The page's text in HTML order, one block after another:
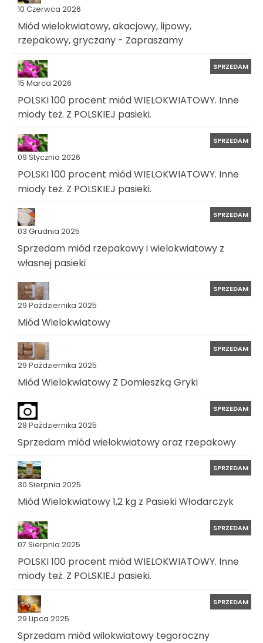
10 Czerwca 2026
Miód wielokwiatowy, akacjowy, lipowy,
rzepakowy, gryczany - Zapraszamy
15 Marca 2026
SPRZEDAM
POLSKI 100 procent miód WIELOKWIATOWY. Inne
miody też. Z POLSKIEJ pasieki.
09 Stycznia 2026
SPRZEDAM
POLSKI 100 procent miód WIELOKWIATOWY. Inne
miody też. Z POLSKIEJ pasieki.
03 Grudnia 2025
SPRZEDAM
Sprzedam miód rzepakowy i wielokwiatowy z
własnej pasieki
29 Października 2025
SPRZEDAM
Miód Wielokwiatowy
29 Października 2025
SPRZEDAM
Miód Wielokwiatowy Z Domieszką Gryki
28 Października 2025
SPRZEDAM
Sprzedam miód wielokwiatowy oraz rzepakowy
30 Sierpnia 2025
SPRZEDAM
Miód Wielokwiatowy 1,2 kg z Pasieki Włodarczyk
07 Sierpnia 2025
SPRZEDAM
POLSKI 100 procent miód WIELOKWIATOWY. Inne
miody też. Z POLSKIEJ pasieki.
29 Lipca 2025
SPRZEDAM
Sprzedam miód wilokwiatowy tegoroczny